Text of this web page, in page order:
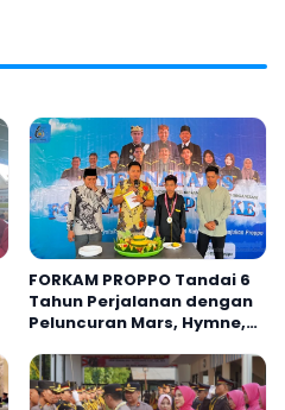
FORKAM PROPPO Tandai 6
Tahun Perjalanan dengan
Peluncuran Mars, Hymne,